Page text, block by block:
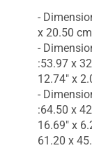
-
x 20.50
-
:53.97 x
12.74" x
-
:64.50 x
16.69" x
61.20 x